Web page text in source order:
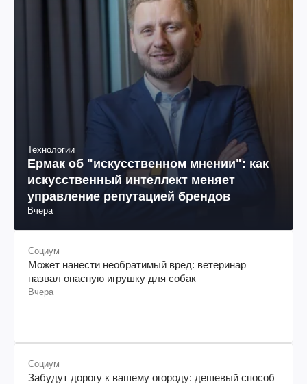
Технологии
Ермак об "искусственном мнении": как
искусственный интеллект меняет
управление репутацией брендов
Вчера
Социум
Может нанести необратимый вред: ветеринар
назвал опасную игрушку для собак
Вчера
Социум
Забудут дорогу к вашему огороду: дешевый способ